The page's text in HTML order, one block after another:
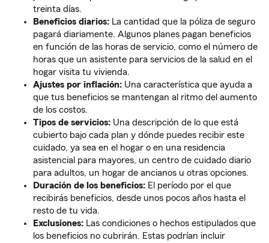
treinta días.
Beneficios diarios: La cantidad que la póliza de seguro
pagará diariamente. Algunos planes pagan beneficios
en función de las horas de servicio, como el número de
horas que un asistente para servicios de la salud en el
hogar visita tu vivienda.
Ajustes por inflación: Una característica que ayuda a
que tus beneficios se mantengan al ritmo del aumento
de los costos.
Tipos de servicios: Una descripción de lo que está
cubierto bajo cada plan y dónde puedes recibir este
cuidado, ya sea en el hogar o en una residencia
asistencial para mayores, un centro de cuidado diario
para adultos, un hogar de ancianos u otras opciones.
Duración de los beneficios: El período por el que
recibirás beneficios, desde unos pocos años hasta el
resto de tu vida.
Exclusiones: Las condiciones o hechos estipulados que
los beneficios no cubrirán. Estas podrían incluir